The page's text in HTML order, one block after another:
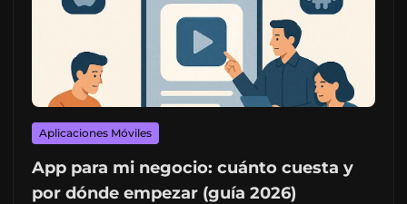
Aplicaciones Móviles
App para mi negocio: cuánto cuesta y
por dónde empezar (guía 2026)